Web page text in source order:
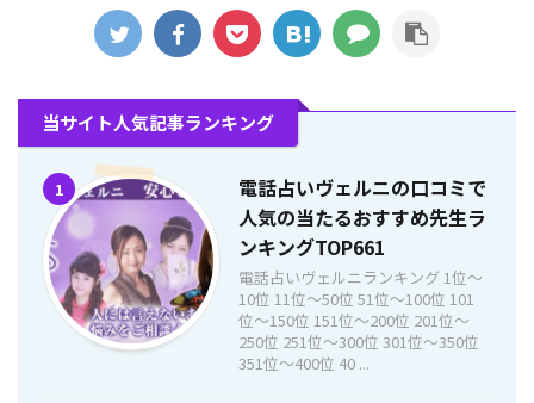
当サイト人気記事ランキング
1
電話占いヴェルニの口コミで
人気の当たるおすすめ先生ラ
ンキングTOP661
電話占いヴェルニランキング 1位〜
10位 11位〜50位 51位〜100位 101
位〜150位 151位〜200位 201位〜
250位 251位〜300位 301位〜350位
351位〜400位 40 ...